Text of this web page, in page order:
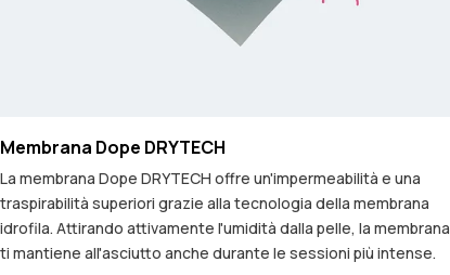
Membrana Dope DRYTECH
La membrana Dope DRYTECH offre un'impermeabilità e una
traspirabilità superiori grazie alla tecnologia della membrana
idrofila. Attirando attivamente l'umidità dalla pelle, la membrana
ti mantiene all'asciutto anche durante le sessioni più intense.